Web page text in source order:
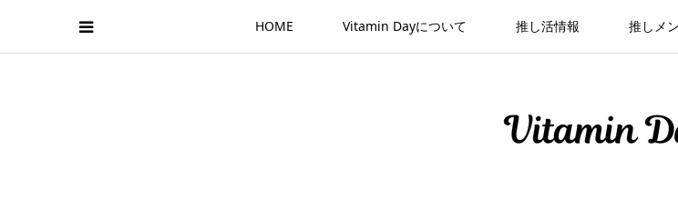
HOME Vitamin Dayについて 推し活情報 推しメ